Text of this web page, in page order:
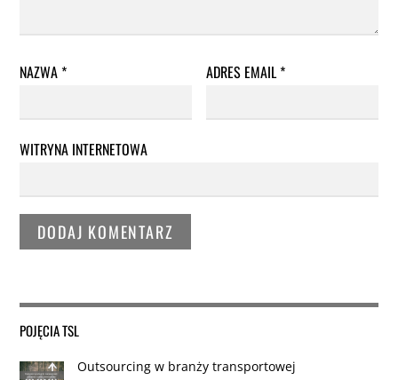
NAZWA* ADRES EMAIL*
WITRYNA INTERNETOWA
POJĘCIA TSL
Outsourcing w branży transportowej